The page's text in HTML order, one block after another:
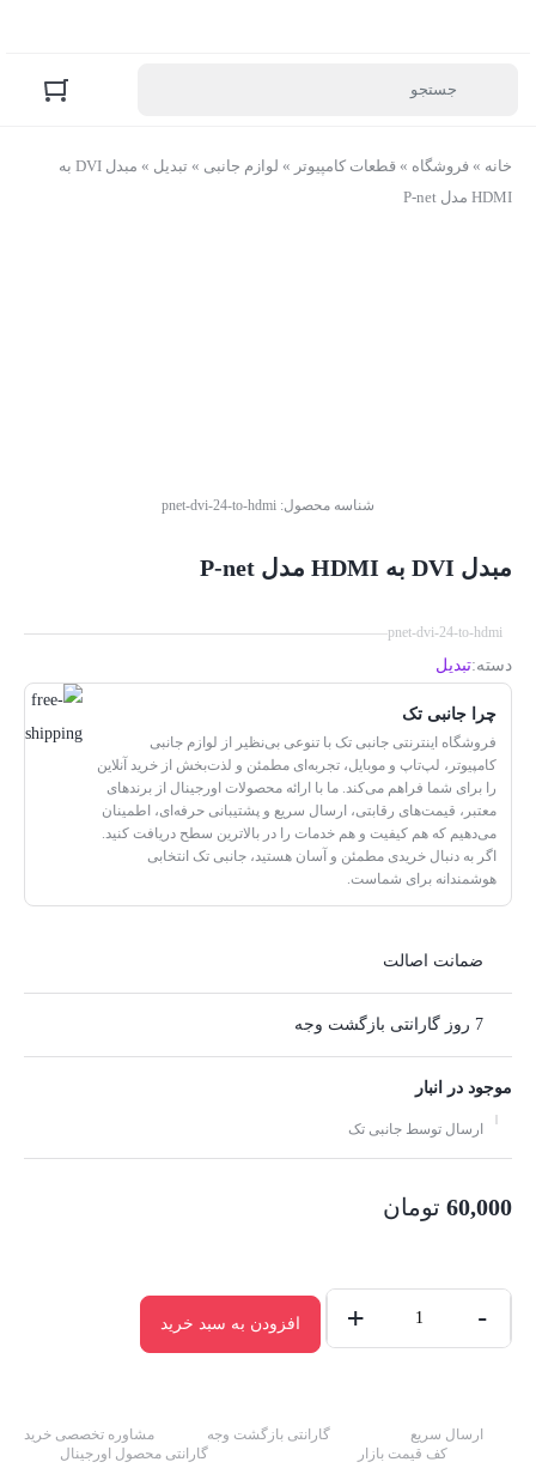
خانه » فروشگاه » قطعات کامپیوتر » لوازم جانبی » تبدیل »
مبدل DVI به
HDMI مدل P-net
شناسه محصول: pnet-dvi-24-to-hdmi
مبدل DVI به HDMI مدل P-net
pnet-dvi-24-to-hdmi
دسته:تبدیل
چرا جانبی تک
فروشگاه اینترنتی جانبی تک با تنوعی بی‌نظیر از لوازم جانبی
کامپیوتر، لپ‌تاپ و موبایل، تجربه‌ای مطمئن و لذت‌بخش از خرید آنلاین
را برای شما فراهم می‌کند. ما با ارائه محصولات اورجینال از برندهای
معتبر، قیمت‌های رقابتی، ارسال سریع و پشتیبانی حرفه‌ای، اطمینان
می‌دهیم که هم کیفیت و هم خدمات را در بالاترین سطح دریافت کنید.
اگر به دنبال خریدی مطمئن و آسان هستید، جانبی تک انتخابی
هوشمندانه برای شماست.
ضمانت اصالت
7 روز گارانتی بازگشت وجه
موجود در انبار
ارسال توسط جانبی تک
60,000 تومان
HDMI
-
+ افزودن به سبد خرید
ارسال سریع گارانتی بازگشت وجه
مشاوره تخصصی خرید
کف قیمت بازار
گارانتی محصول اورجینال